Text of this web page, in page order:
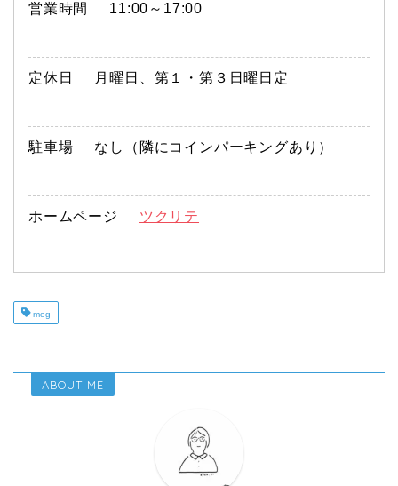
営業時間 11:00～17:00
定休日 月曜日、第１・第３日曜日定
駐車場 なし（隣にコインパーキングあり）
ホームページ ツクリテ
meg
ABOUT ME